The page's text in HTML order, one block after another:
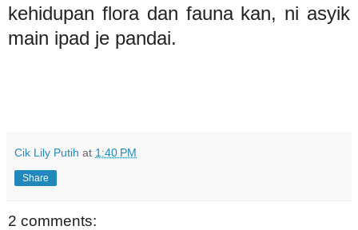
kehidupan flora dan fauna kan, ni asyik
main ipad je pandai.
Cik Lily Putih at 1:40 PM
Share
2 comments: